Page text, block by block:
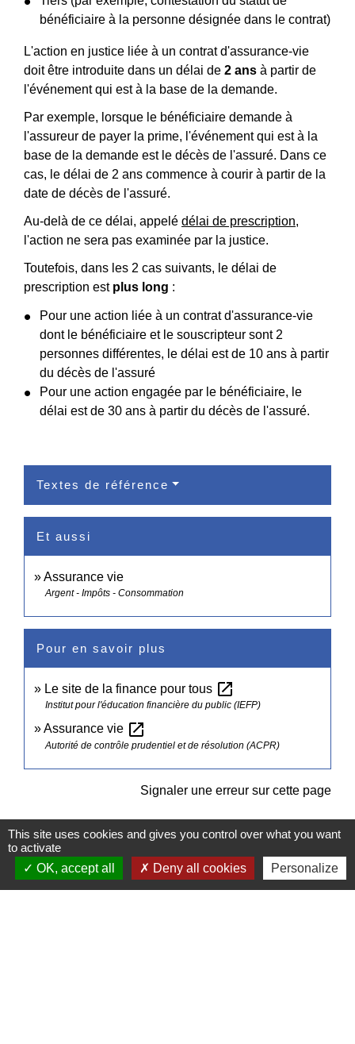
bénéficiaire à la personne désignée dans le contrat)
L'action en justice liée à un contrat d'assurance-vie
doit être introduite dans un délai de 2 ans à partir de
l'événement qui est à la base de la demande.
Par exemple, lorsque le bénéficiaire demande à
l'assureur de payer la prime, l'événement qui est à la
base de la demande est le décès de l'assuré. Dans ce
cas, le délai de 2 ans commence à courir à partir de la
date de décès de l'assuré.
Au-delà de ce délai, appelé délai de prescription,
l'action ne sera pas examinée par la justice.
Toutefois, dans les 2 cas suivants, le délai de
prescription est plus long :
Pour une action liée à un contrat d'assurance-vie
dont le bénéficiaire et le souscripteur sont 2
personnes différentes, le délai est de 10 ans à partir
du décès de l'assuré
Pour une action engagée par le bénéficiaire, le
délai est de 30 ans à partir du décès de l'assuré.
Textes de référence
Et aussi
Assurance vie
Argent - Impôts - Consommation
Pour en savoir plus
Le site de la finance pour tous open_in_new
Institut pour l'éducation financière du public (IEFP)
Assurance vie open_in_new
Autorité de contrôle prudentiel et de résolution (ACPR)
Signaler une erreur sur cette page
This site uses cookies and gives you control over what you want
to activate
OK, accept all
Deny all cookies Personalize